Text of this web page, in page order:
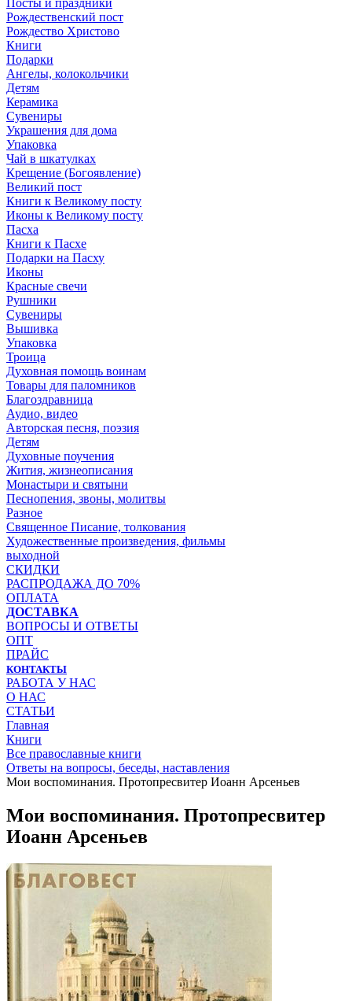
Посты и праздники
Рождественский пост
Рождество Христово
Книги
Подарки
Ангелы, колокольчики
Детям
Керамика
Сувениры
Украшения для дома
Упаковка
Чай в шкатулках
Крещение (Богоявление)
Великий пост
Книги к Великому посту
Иконы к Великому посту
Пасха
Книги к Пасхе
Подарки на Пасху
Иконы
Красные свечи
Рушники
Сувениры
Вышивка
Упаковка
Троица
Духовная помощь воинам
Товары для паломников
Благоздравница
Аудио, видео
Авторская песня, поэзия
Детям
Духовные поучения
Жития, жизнеописания
Монастыри и святыни
Песнопения, звоны, молитвы
Разное
Священное Писание, толкования
Художественные произведения, фильмы
выходной
СКИДКИ
РАСПРОДАЖА ДО 70%
ОПЛАТА
ДОСТАВКА
ВОПРОСЫ И ОТВЕТЫ
ОПТ
ПРАЙС
КОНТАКТЫ
РАБОТА У НАС
О НАС
СТАТЬИ
Главная
Книги
Все православные книги
Ответы на вопросы, беседы, наставления
Мои воспоминания. Протопресвитер Иоанн Арсеньев
Мои воспоминания. Протопресвитер
Иоанн Арсеньев